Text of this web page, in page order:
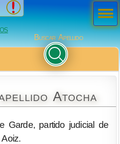
Buscar Apellido
Atocha
Garde, partido judicial de
Aoiz.
Men
ú